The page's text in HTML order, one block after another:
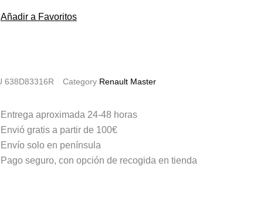
Añadir a Favoritos
638D83316R Category Renault Master
Entrega aproximada 24-48 horas
Envió gratis a partir de 100€
Envío solo en península
Pago seguro, con opción de recogida en tienda